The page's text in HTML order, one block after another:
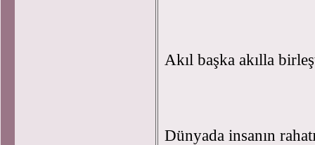
Akıl başka akılla
Dünyada insanın